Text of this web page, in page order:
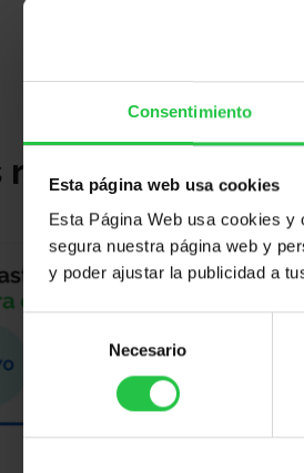
Consentimiento
Esta página web usa cookies
Esta Página Web usa cookies
segura nuestra página web y
y poder ajustar la publicidad a
consentimiento
Necesario
recursos